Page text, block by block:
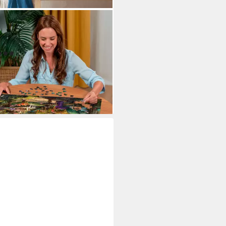
The Green House, 1500
Made in Germany
(3)
€ UVP27,99 €
- in 4-5 Werktagen bei dir